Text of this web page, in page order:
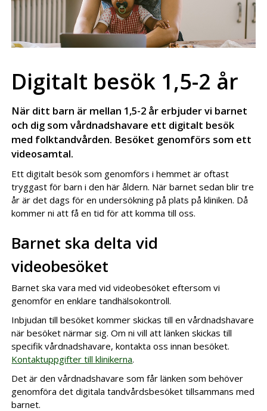
Digitalt besök 1,5-2 år
När ditt barn är mellan 1,5-2 år erbjuder vi barnet
och dig som vårdnadshavare ett digitalt besök
med folktandvården. Besöket genomförs som ett
videosamtal.
Ett digitalt besök som genomförs i hemmet är oftast
tryggast för barn i den här åldern. När barnet sedan blir tre
år är det dags för en undersökning på plats på kliniken. Då
kommer ni att få en tid för att komma till oss.
Barnet ska delta vid
videobesöket
Barnet ska vara med vid videobesöket eftersom vi
genomför en enklare tandhälsokontroll.
Inbjudan till besöket kommer skickas till en vårdnadshavare
när besöket närmar sig. Om ni vill att länken skickas till
specifik vårdnadshavare, kontakta oss innan besöket.
Kontaktuppgifter till klinikerna.
Det är den vårdnadshavare som får länken som behöver
genomföra det digitala tandvårdsbesöket tillsammans med
barnet.